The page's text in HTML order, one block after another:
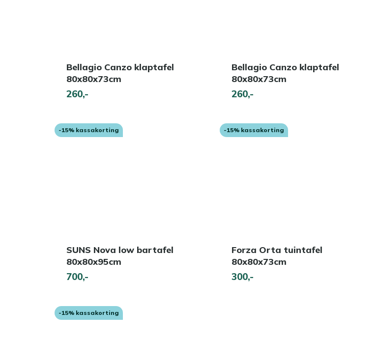
Bellagio Canzo klaptafel
80x80x73cm
260,-
Bellagio Canzo klaptafel
80x80x73cm
260,-
-15% kassakorting
SUNS Nova low bartafel
80x80x95cm
700,-
-15% kassakorting
Forza Orta tuintafel
80x80x73cm
300,-
-15% kassakorting